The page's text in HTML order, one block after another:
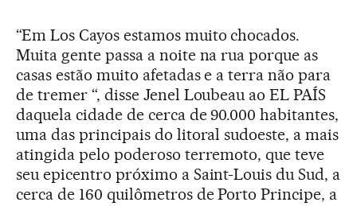
“Em Los Cayos estamos muito chocados.
Muita gente passa a noite na rua porque as
casas estão muito afetadas e a terra não para
de tremer “, disse Jenel Loubeau ao EL PAÍS
daquela cidade de cerca de 90.000 habitantes,
uma das principais do litoral sudoeste, a mais
atingida pelo poderoso terremoto, que teve
seu epicentro próximo a Saint-Louis du Sud, a
cerca de 160 quilômetros de Porto Principe, a